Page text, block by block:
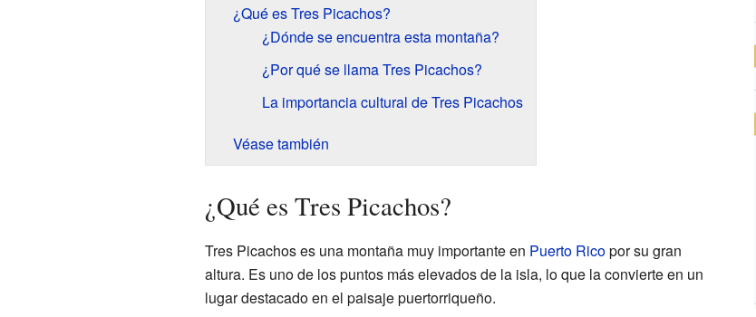
¿Qué es Tres Picachos?
¿Dónde se encuentra esta montaña?
¿Por qué se llama Tres Picachos?
La importancia cultural de Tres Picachos
Véase también
¿Qué es Tres Picachos?
Tres Picachos es una montaña muy importante en Puerto Ricopor su gran
altura. Es uno de los puntos más elevados de la isla, lo que la convierte en un
lugar destacado en el paisaje puertorriqueño.